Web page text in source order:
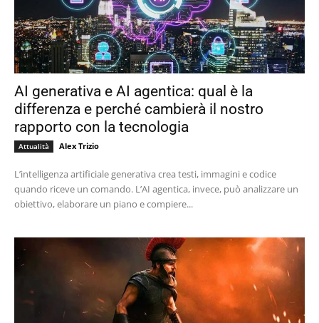
AI generativa e AI agentica: qual è la
differenza e perché cambierà il nostro
rapporto con la tecnologia
Attualità Alex Trizio
L’intelligenza artificiale generativa crea testi, immagini e codice
quando riceve un comando. L’AI agentica, invece, può analizzare un
obiettivo, elaborare un piano e compiere...